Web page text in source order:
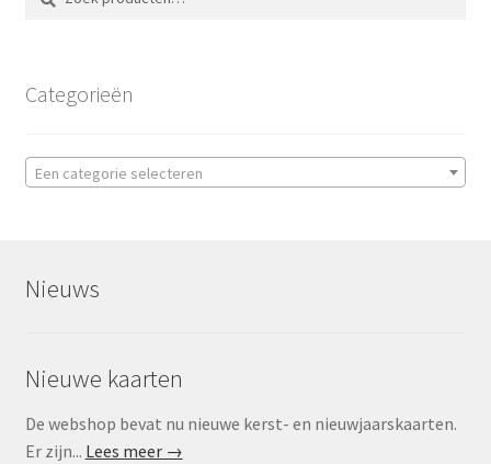
naar:
Categorieën
Een categorie selecteren
Nieuws
Nieuwe kaarten
De webshop bevat nu nieuwe kerst- en nieuwjaarskaarten.
Er zijn... Lees meer →